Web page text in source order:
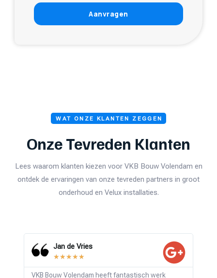
Aanvragen
WAT ONZE KLANTEN ZEGGEN
Onze Tevreden Klanten
Lees waarom klanten kiezen voor VKB Bouw Volendam en
ontdek de ervaringen van onze tevreden partners in groot
onderhoud en Velux installaties.
Jan de Vries
★★★★★
VKB Bouw Volendam heeft fantastisch werk